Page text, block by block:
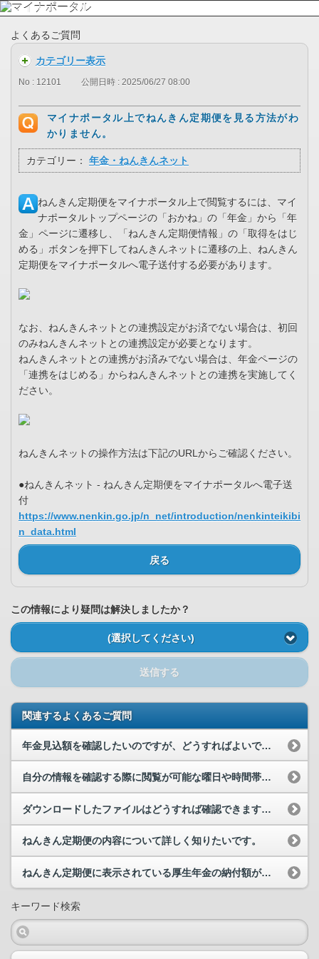
よくあるご質問
カテゴリー表示
No : 12101 公開日時 : 2025/06/27 08:00
マイナポータル上でねんきん定期便を見る方法がわ
かりません。
カテゴリー： 年金・ねんきんネット
ねんきん定期便をマイナポータル上で閲覧するには、マイ
ナポータルトップページの「おかね」の「年金」から「年
金」ページに遷移し、「ねんきん定期便情報」の「取得をはじ
める」ボタンを押下してねんきんネットに遷移の上、ねんきん
定期便をマイナポータルへ電子送付する必要があります。
なお、ねんきんネットとの連携設定がお済でない場合は、初回
のみねんきんネットとの連携設定が必要となります。
ねんきんネットとの連携がお済みでない場合は、年金ページの
「連携をはじめる」からねんきんネットとの連携を実施してく
ださい。
ねんきんネットの操作方法は下記のURLからご確認ください。
●ねんきんネット - ねんきん定期便をマイナポータルへ電子送
付
https://www.nenkin.go.jp/n_net/introduction/nenkinteikibi
n_data.html
戻る
この情報により疑問は解決しましたか？
(選択してください)
送信する
関連するよくあるご質問
年金見込額を確認したいのですが、どうすればよいですか。
自分の情報を確認する際に閲覧が可能な曜日や時間帯の制限はありますか。
ダウンロードしたファイルはどうすれば確認できますか。
ねんきん定期便の内容について詳しく知りたいです。
ねんきん定期便に表示されている厚生年金の納付額が少ないと感じます。正しい納付額の確認方法を教え...
キーワード検索